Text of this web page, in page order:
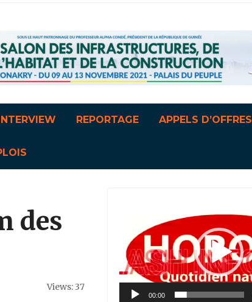
REPORTAGE APPELS D’OFFRES
des
Views: 37
00:00